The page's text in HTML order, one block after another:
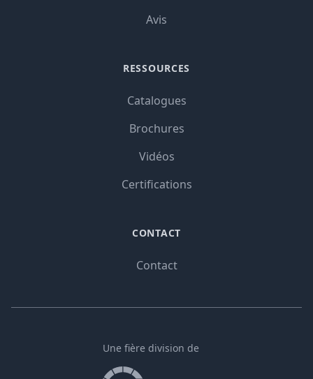
Avis
RESSOURCES
Catalogues
Brochures
Vidéos
Certifications
CONTACT
Contact
Une fière division de